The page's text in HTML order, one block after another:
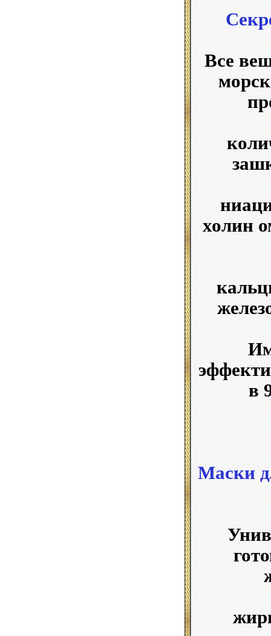
Все
холин
в
Маски